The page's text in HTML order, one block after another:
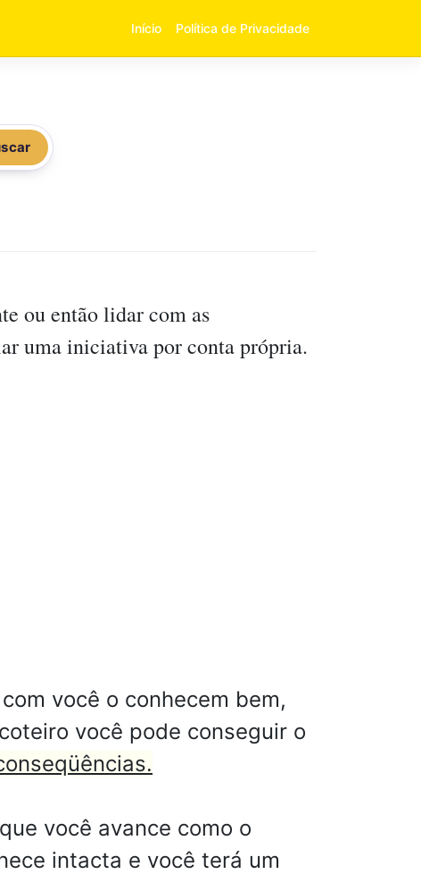
Início Política de Privacidade
ou então lidar com as
uma iniciativa por conta própria.
você o conhecem bem,
você pode conseguir o
você avance como o
intacta e você terá um